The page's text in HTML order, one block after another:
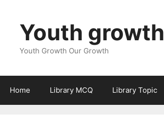
contentYouth growth
Youth Growth Our Growth
Home Library MCQ Library Topic